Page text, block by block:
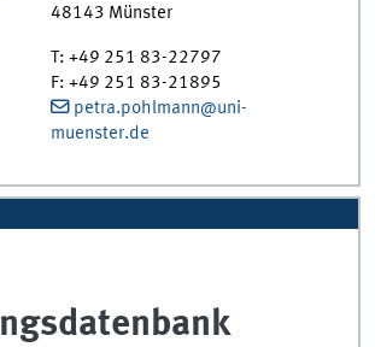
48143 Münster
T: +49 251 83-22797
F: +49 251 83-21895
petra.pohlmann@uni-
muenster.de